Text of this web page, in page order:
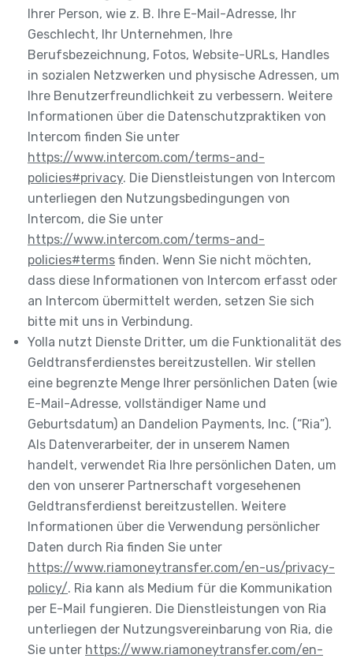
Ihrer Person, wie z. B. Ihre E-Mail-Adresse, Ihr
Geschlecht, Ihr Unternehmen, Ihre
Berufsbezeichnung, Fotos, Website-URLs, Handles
in sozialen Netzwerken und physische Adressen, um
Ihre Benutzerfreundlichkeit zu verbessern. Weitere
Informationen über die Datenschutzpraktiken von
Intercom finden Sie unter
https://www.intercom.com/terms-and-
policies#privacy. Die Dienstleistungen von Intercom
unterliegen den Nutzungsbedingungen von
Intercom, die Sie unter
https://www.intercom.com/terms-and-
policies#terms finden. Wenn Sie nicht möchten,
dass diese Informationen von Intercom erfasst oder
an Intercom übermittelt werden, setzen Sie sich
bitte mit uns in Verbindung.
Yolla nutzt Dienste Dritter, um die Funktionalität des
Geldtransferdienstes bereitzustellen. Wir stellen
eine begrenzte Menge Ihrer persönlichen Daten (wie
E-Mail-Adresse, vollständiger Name und
Geburtsdatum) an Dandelion Payments, Inc. (“Ria”).
Als Datenverarbeiter, der in unserem Namen
handelt, verwendet Ria Ihre persönlichen Daten, um
den von unserer Partnerschaft vorgesehenen
Geldtransferdienst bereitzustellen. Weitere
Informationen über die Verwendung persönlicher
Daten durch Ria finden Sie unter
https://www.riamoneytransfer.com/en-us/privacy-
policy/. Ria kann als Medium für die Kommunikation
per E-Mail fungieren. Die Dienstleistungen von Ria
unterliegen der Nutzungsvereinbarung von Ria, die
Sie unter https://www.riamoneytransfer.com/en-